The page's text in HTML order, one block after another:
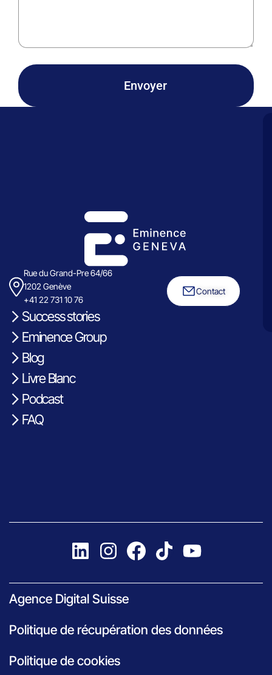
Envoyer
Rue du Grand-Pre 64/66
1202 Genève
+41 22 731 10 76
Contact
Success stories
Eminence Group
Blog
Livre Blanc
Podcast
FAQ
Agence Digital Suisse
Politique de récupération des données
Politique de cookies